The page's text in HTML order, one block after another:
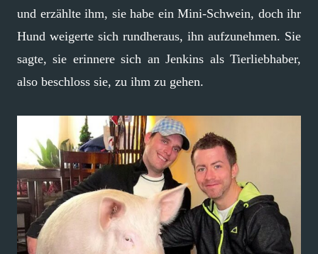
und erzählte ihm, sie habe ein Mini-Schwein, doch ihr
Hund weigerte sich rundheraus, ihn aufzunehmen. Sie
sagte, sie erinnere sich an Jenkins als Tierliebhaber,
also beschloss sie, zu ihm zu gehen.